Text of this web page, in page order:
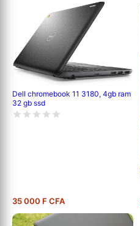
Dell chromebook 11 3180, 4gb ram
32 gb ssd
35 000 F CFA